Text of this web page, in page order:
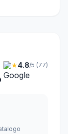
★4.8/5 (77)